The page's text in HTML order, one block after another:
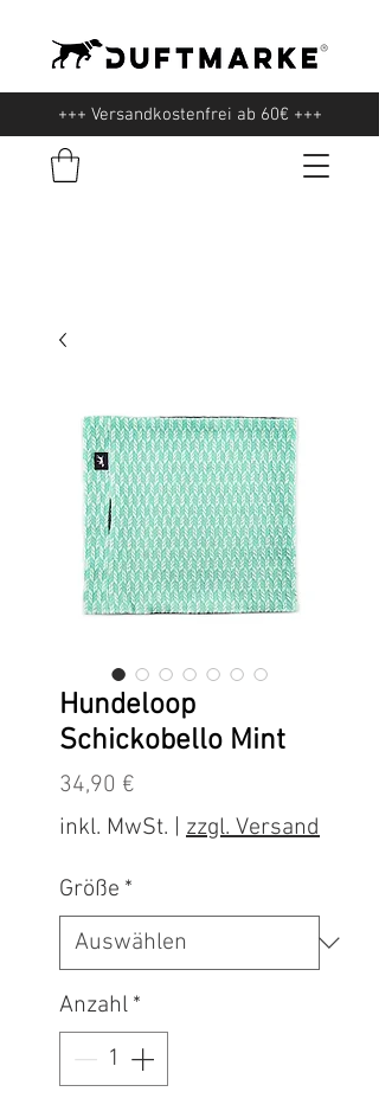
+++ Versandkostenfrei ab 60€ +++
Hundeloop
Schickobello Mint
34,90 €
inkl. MwSt.
zzgl. Versand
Größe *
Anzahl *